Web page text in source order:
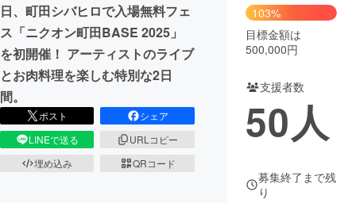
CAMPFIRE for Social Good
CAMPFIRE Creation
CAMPFIREふるさと納税 machi-ya コミュニティ
日、町田シバヒロで入場無料フェ
ス「ニクオン町田BASE 2025」
を初開催！ アーティストのライブ
とお肉料理を楽しむ特別な2日
間。
ポスト
シェア
LINEで送る
URLコピー
埋め込み
QRコード
103%
目標金額は
500,000円
支援者数
50人
募集終了まで残
り